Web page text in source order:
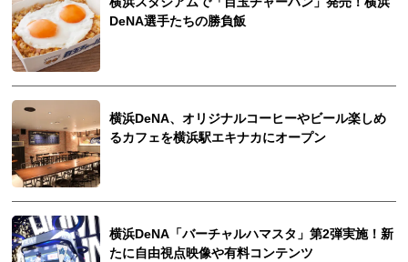
DeNA選手たちの勝負飯
横浜DeNA、オリジナルコーヒーやビール楽しめ
るカフェを横浜駅エキナカにオープン
横浜DeNA「バーチャルハマスタ」第2弾実施！新
たに自由視点映像や有料コンテンツ